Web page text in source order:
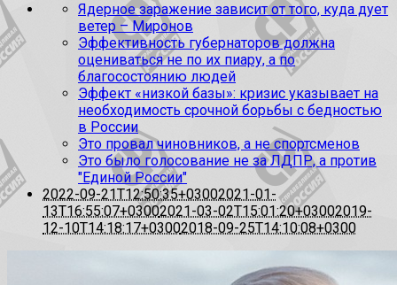
Ядерное заражение зависит от того, куда дует
ветер – Миронов
Эффективность губернаторов должна
оцениваться не по их пиару, а по
благосостоянию людей
Эффект «низкой базы»: кризис указывает на
необходимость срочной борьбы с бедностью
в России
Это провал чиновников, а не спортсменов
Это было голосование не за ЛДПР, а против
"Единой России"
2022-09-21T12:50:35+03002021-01-
13T16:55:07+03002021-03-02T15:01:20+03002019-
12-10T14:18:17+03002018-09-25T14:10:08+0300